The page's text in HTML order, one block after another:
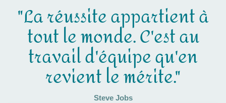
"La réussite appartient à
tout le monde. C'est au
travail d'équipe qu'en
revient le mérite."
Steve Jobs